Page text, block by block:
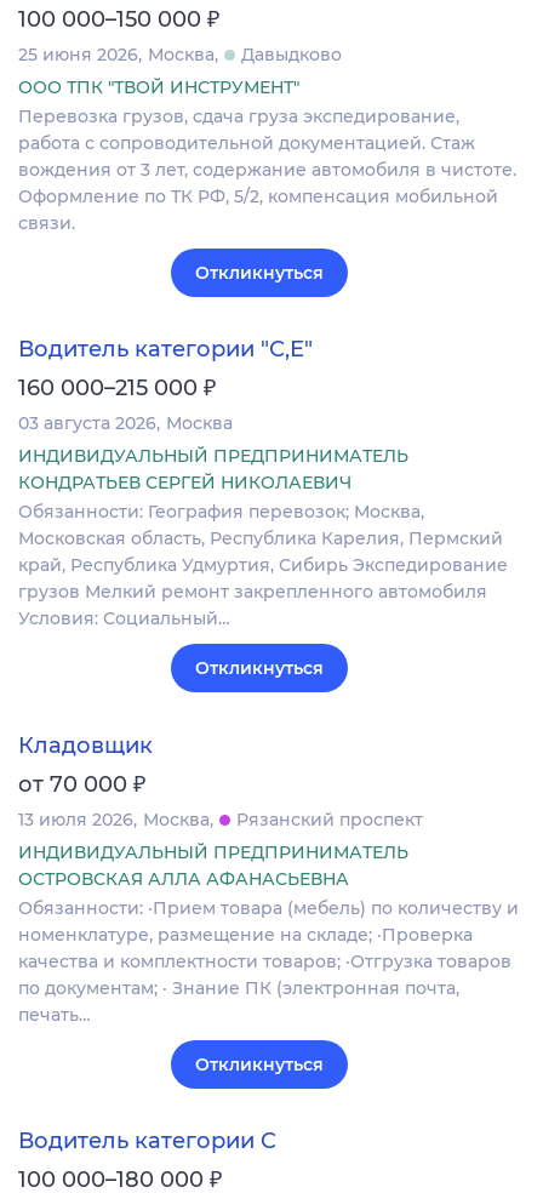
100 000–150 000 ₽
25 июня 2026 Москва
Давыдково
ООО ТПК "ТВОЙ ИНСТРУМЕНТ"
Перевозка грузов, сдача груза экспедирование,
работа с сопроводительной документацией. Стаж
вождения от 3 лет, содержание автомобиля в чистоте.
Оформление по ТК РФ, 5/2, компенсация мобильной
связи.
Откликнуться
Водитель категории "С,Е"
160 000–215 000 ₽
03 августа 2026 Москва
ИНДИВИДУАЛЬНЫЙ ПРЕДПРИНИМАТЕЛЬ
КОНДРАТЬЕВ СЕРГЕЙ НИКОЛАЕВИЧ
Обязанности: География перевозок; Москва,
Московская область, Республика Карелия, Пермский
край, Республика Удмуртия, Сибирь Экспедирование
грузов Мелкий ремонт закрепленного автомобиля
Условия: Социальный…
Откликнуться
Кладовщик
от 70 000 ₽
13 июля 2026 Москва
Рязанский проспект
ИНДИВИДУАЛЬНЫЙ ПРЕДПРИНИМАТЕЛЬ
ОСТРОВСКАЯ АЛЛА АФАНАСЬЕВНА
Обязанности: ·Прием товара (мебель) по количеству и
номенклатуре, размещение на складе; ·Проверка
качества и комплектности товаров; ·Отгрузка товаров
по документам; · Знание ПК (электронная почта,
печать…
Откликнуться
Водитель категории C
100 000–180 000 ₽